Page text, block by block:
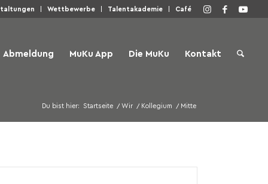
Wettbewerbe Talentakademie Café
Abmeldung MuKu App Die MuKu Kontakt
Du bist hier: Startseite / Wir / Kollegium / Mitte